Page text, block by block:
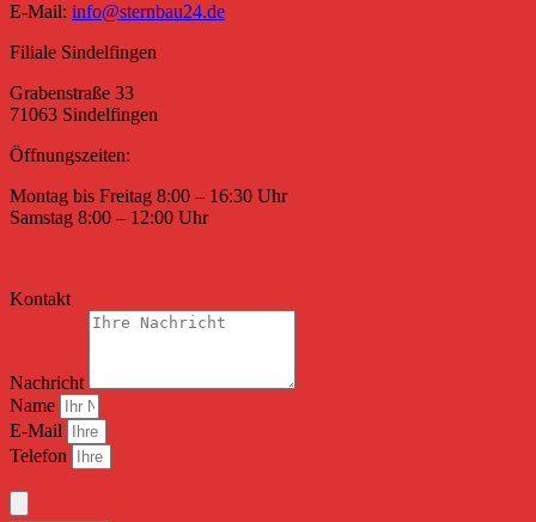
E-Mail: info@sternbau24.de
Filiale Sindelfingen
Grabenstraße 33
71063 Sindelfingen
Öffnungszeiten:
Montag bis Freitag 8:00 – 16:30 Uhr
Samstag 8:00 – 12:00 Uhr
Kontakt
Nachricht
Name
E-Mail
Telefon